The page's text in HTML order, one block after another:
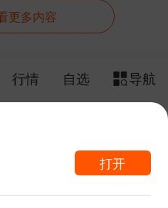
更多内容
行情 自选
导航
下载APP
APP内打开
打开